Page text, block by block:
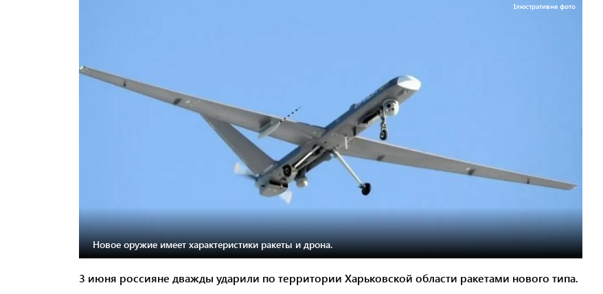
Ілюстративне фото
Новое оружие имеет характеристики ракеты и дрона.
3 июня россияне дважды ударили по территории Харьковской области ракетами нового типа.